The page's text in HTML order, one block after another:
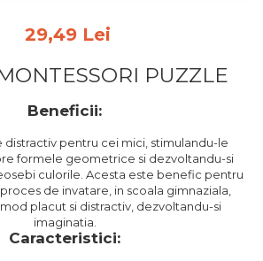
29,49 Lei
PUZZLE
Beneficii:
distractiv pentru cei mici, stimulandu-le
formele geometrice si dezvoltandu-si
culorile. Acesta este benefic pentru
de invatare, in scoala gimnaziala,
placut si distractiv, dezvoltandu-si
imaginatia.
Caracteristici: